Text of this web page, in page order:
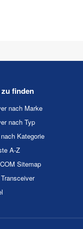
finden
nach Marke
nach Typ
Kategorie
A-Z
Sitemap